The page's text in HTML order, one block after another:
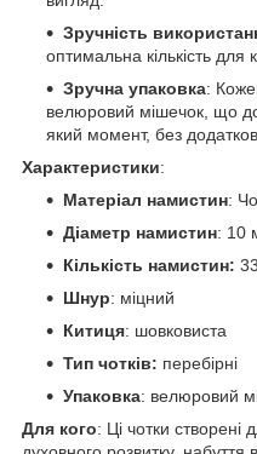
Зручність
оптимальна кількість для
Зручна упаковка:
велюровий мішечок, що
який момент, без
Характеристики:
Матеріал намистин:
Діаметр намистин: 10
Кількість намистин: 33
Шнур: міцний
Китиця: шовковиста
Тип чотків: перебірні
Упаковка: велюровий
Для кого: Ці чотки створені